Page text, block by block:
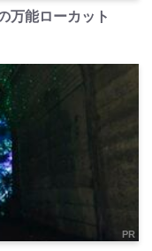
万能ローカット
PR